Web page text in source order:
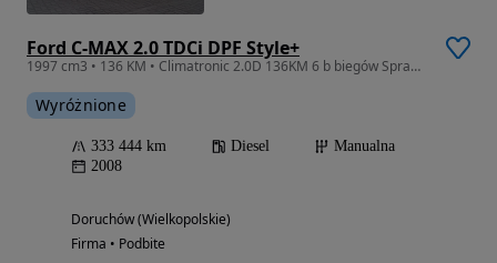
Ford C-MAX 2.0 TDCi DPF Style+
1997 cm3 • 136 KM • Climatronic 2.0D 136KM 6 b biegów Sprawny
Wyróżnione
333 444 km Diesel
Manualna
2008
Doruchów (Wielkopolskie)
Firma • Podbite